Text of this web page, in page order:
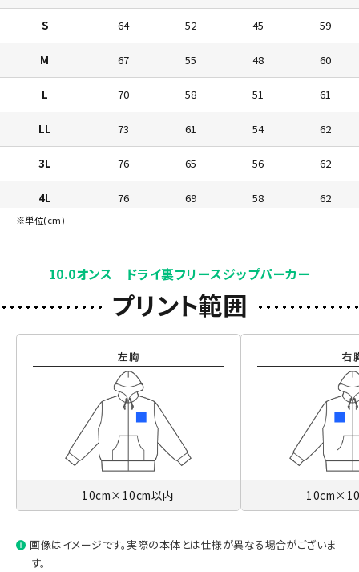
S 64 52 45 59
M 67 55 48 60
L 70 58 51 61
LL 73 61 54 62
3L 76 65 56 62
4L 76 69 58 62
※単位(cm)
10.0オンス ドライ裏フリースジップパーカー
プリント範囲
10cm×10cm以内
画像はイメージです。実際の本体とは仕様が異なる場合がございま
す。